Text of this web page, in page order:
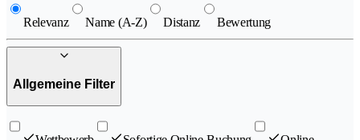
Relevanz Name (A-Z) Distanz Bewertung
Allgemeine Filter